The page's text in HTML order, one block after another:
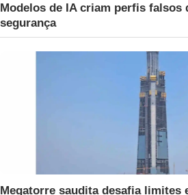
Modelos de IA criam perfis falsos
segurança
Megatorre saudita desafia limites